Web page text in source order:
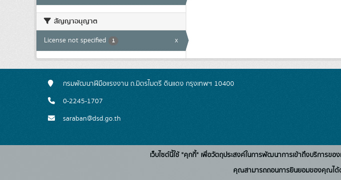
สัญญาอนุญาต
License not specified 1 x
กรมพัฒนาฝีมือแรงงาน ถ.มิตรไมตรี ดินแดง กรุงเทพฯ 10400
0-2245-1707
saraban@dsd.go.th
เว็บไซต์นี้ใช้ "คุกกี้" เพื่อวัตถุประสงค์ในการพัฒนาการเข้าถึงบริการข
คุณสามารถถอนการยินยอมของคุณได้